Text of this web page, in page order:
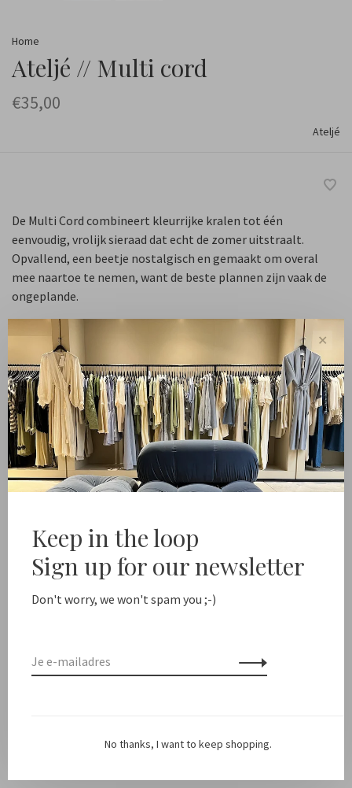
Home
Ateljé // Multi cord
€35,00
Ateljé
De Multi Cord combineert kleurrijke kralen tot één
eenvoudig, vrolijk sieraad dat echt de zomer uitstraalt.
Opvallend, een beetje nostalgisch en gemaakt om overal
mee naartoe te nemen, want de beste plannen zijn vaak de
ongeplande.
Standaard
Aantal: +
-
Toevoegen aan winkelwagen
shipping from NL €100 / EU1 €200
Delivery time
Deel dit product: Facebook Twitter Pinterest
telefoonset samen.
✕
Keep in the loop
Sign up for our newsletter
Don't worry, we won't spam you ;-)
No thanks, I want to keep shopping.